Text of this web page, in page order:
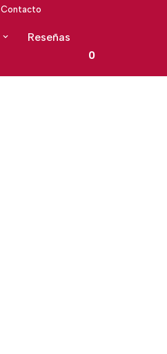
Contacto
Reseñas
0